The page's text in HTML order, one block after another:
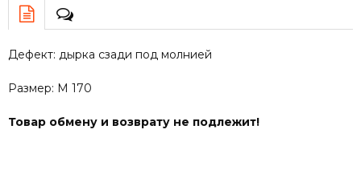
Дефект: дырка сзади под молнией
Размер: М 170
Товар обмену и возврату не подлежит!